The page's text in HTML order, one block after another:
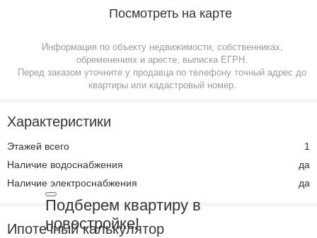
Посмотреть на карте
Информация по объекту недвижимости, собственниках,
обременениях и аресте, выписка ЕГРН.
Перед заказом уточните у продавца по телефону точный адрес до
квартиры или кадастровый номер.
Характеристики
Этажей всего
1
Наличие водоснабжения
да
Наличие электроснабжения
да
Ипотечный калькулятор
Подберем квартиру в
новостройке!